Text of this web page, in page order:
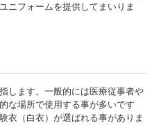
ニフォームを提供してまいりま
します。一般的には医療従事者や
な場所で使用する事が多いです
衣（白衣）が選ばれる事がありま